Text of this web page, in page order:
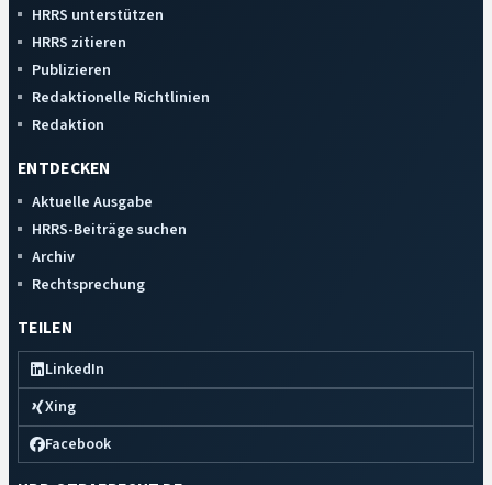
HRRS unterstützen
HRRS zitieren
Publizieren
Redaktionelle Richtlinien
Redaktion
ENTDECKEN
Aktuelle Ausgabe
HRRS-Beiträge suchen
Archiv
Rechtsprechung
TEILEN
LinkedIn
Xing
Facebook